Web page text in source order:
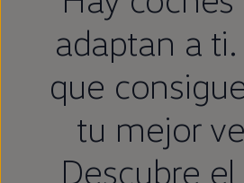
adaptan a
que
tu mejor
Descubre